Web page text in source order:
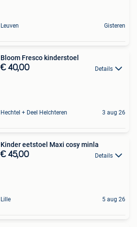
Leuven Gisteren
Bloom Fresco kinderstoel
€ 40,00 Details
Hechtel + Deel Helchteren 3 aug 26
Kinder eetstoel Maxi cosy minla
€ 45,00 Details
Lille 5 aug 26